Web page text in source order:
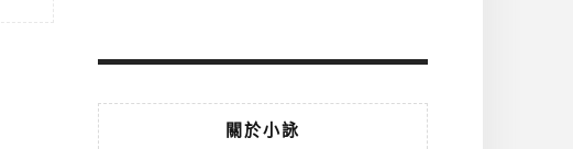
關於小詠